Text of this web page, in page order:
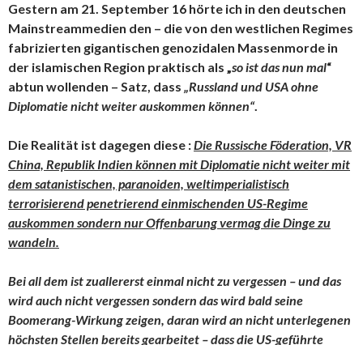
Gestern am 21. September 16 hörte ich in den deutschen
Mainstreammedien den – die von den westlichen Regimes
fabrizierten gigantischen genozidalen Massenmorde in
der islamischen Region praktisch als „so ist das nun mal“
abtun wollenden – Satz, dass „Russland und USA ohne
Diplomatie nicht weiter auskommen können“.
Die Realität ist dagegen diese :Die Russische Föderation, VR
China, Republik Indien können mit Diplomatie nicht weiter mit
dem satanistischen, paranoiden, weltimperialistisch
terrorisierend penetrierend einmischenden US-Regime
auskommen sondern nur Offenbarung vermag die Dinge zu
wandeln.
Bei all dem ist zuallererst einmal nicht zu vergessen – und das
wird auch nicht vergessen sondern das wird bald seine
Boomerang-Wirkung zeigen, daran wird an nicht unterlegenen
höchsten Stellen bereits gearbeitet – dass die US-geführte